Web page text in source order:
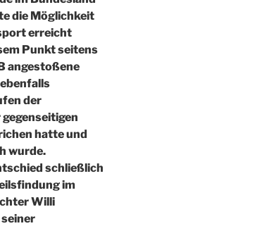
die Möglichkeit
erreicht
Punkt seitens
angestoßene
der
hatte und
wurde.
schließlich
im
Willi